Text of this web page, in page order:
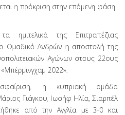
η πρόκριση στην επόμενη φάση.
ημιτελικά της Επιτραπέζιας
Ομαδικό Ανδρών η αποστολή της
Αγώνων στους 22ους
2022».
η κυπριακή ομάδα
Γιάγκου, Ιωσήφ Ηλία, Σιαρπέλ
από την Αγγλία με 3-0 και